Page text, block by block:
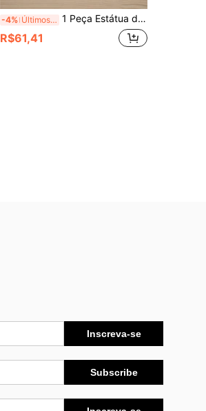
-4% Últimos 3 dias 1 Peça Estátua de Boneco de Gengibre - Decoração de Natal, Material de Tecido, Decoração Multifuncional para Ambientes, Adequado para Exibição e Decoração de Feriados, Decoração de Sala de Estar, Decoração Interna, Decoração de Quarto, Decoração de Ano Novo, Decorações de Natal, Decoração de Festa de Festival, Suprimentos para Festa de Natal, Presentes de Festa, Feliz Ano Novo, Presentes de Natal, Decorações de Natal, Decoração de Festa de Festival, Suprimentos para Festa de Evento de Natal, Suprimentos para Festa de Evento de Natal, Presentes para Amigos e Família
R$61,41
Inscreva-se
Subscribe